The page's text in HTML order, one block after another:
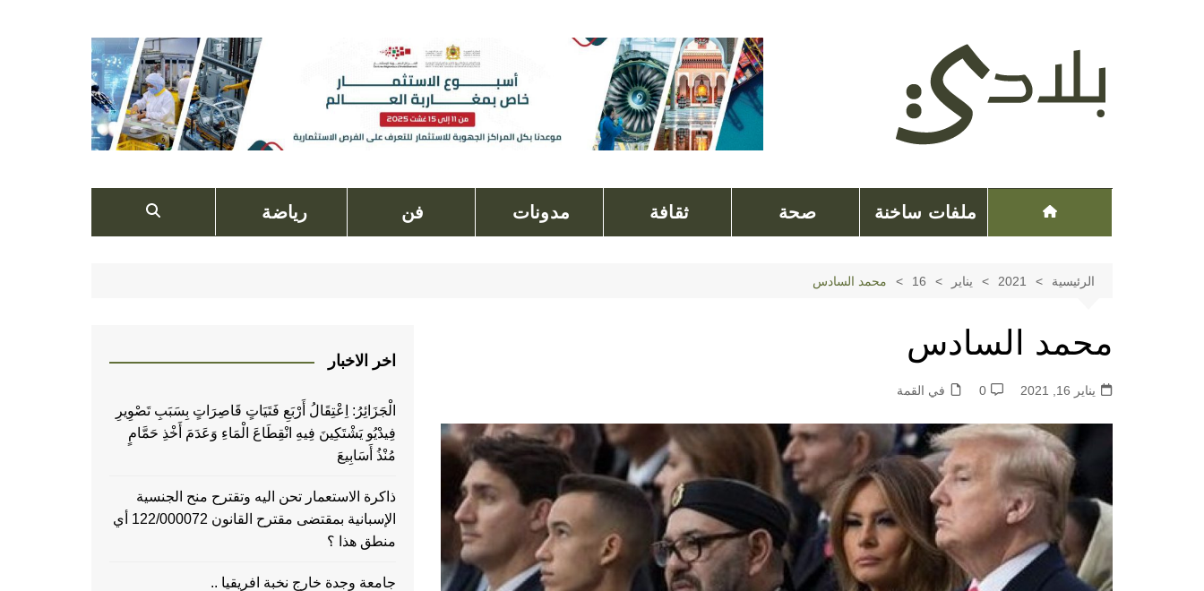
ملفات ساخنة صحة ثقافة مدونات فن رياضة
الرئيسية 2021 يناير 16 محمد السادس
محمد السادس
يناير 16, 2021 0 في القمة
اخر الاخبار
الْجَزَائِرُ: اِعْتِقَالُ أَرْبَعِ فَتَيَاتٍ قَاصِرَاتٍ بِسَبَبِ تَصْوِيرِ
فِيدْيُو يَشْتَكِينَ فِيهِ انْقِطَاعَ الْمَاءِ وَعَدَمَ أَخْذِ حَمَّامٍ
مُنْذُ أَسَابِيعَ
ذاكرة الاستعمار تحن اليه وتقترح منح الجنسية
الإسبانية بمقتضى مقترح القانون 122/000072 أي
منطق هذا ؟
جامعة وجدة خارج نخبة افريقيا ..